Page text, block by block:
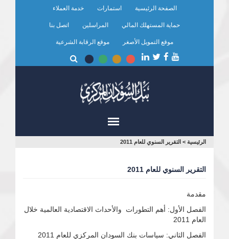
الصفحة الرئيسية استمارات خدمة العملاء
حماية المستهلك المالي المراسلين اتصل بنا
موقع التمويل الأصغر موقع الرقابة الشرعية
أنت
هنا
الرئيسية > التقرير السنوي للعام 2011
التقرير السنوي للعام 2011
مقدمة
الفصل الأول: أهم التطورات والأحداث الاقتصادية العالمية خلال
العام 2011
الفصل الثاني: سياسات بنك السودان المركزي للعام 2011